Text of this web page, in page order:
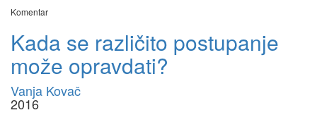
Komentar
Kada se različito postupanje
može opravdati?
Vanja Kovač
2016